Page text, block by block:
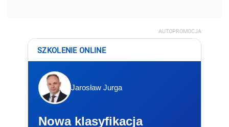
AUTOPROMOCJA
SZKOLENIE ONLINE
Jarosław Jurga
Nowa klasyfikacja